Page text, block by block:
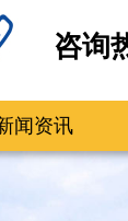
咨询
闻资讯